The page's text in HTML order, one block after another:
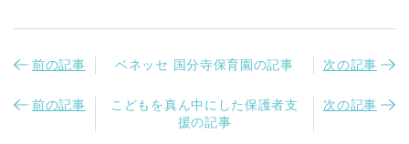
前の記事 ベネッセ 国分寺保育園の記事 次の記事
前の記事
こどもを真ん中にした保護者支
援の記事
次の記事